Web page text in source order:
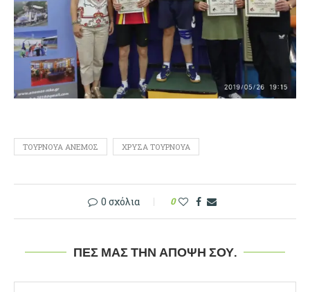
ΤΟΥΡΝΟΥΆ ΑΝΕΜΟΣ ΧΡΥΣΆ ΤΟΥΡΝΟΥΆ
0 σχόλια 0
ΠΕΣ ΜΑΣ ΤΗΝ ΆΠΟΨΉ ΣΟΥ.